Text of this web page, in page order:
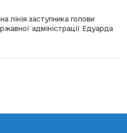
лінія заступника голови
адміністрації Едуарда